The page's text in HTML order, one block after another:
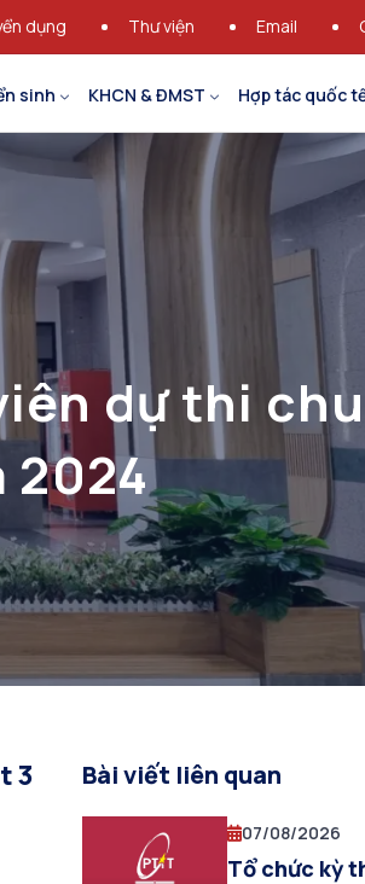
dụng Thư viện Email
sinh KHCN & ĐMST Hợp tác quốc
dự thi
2024
3
Bài viết liên quan
07/08/2026
Tổ chức kỳ